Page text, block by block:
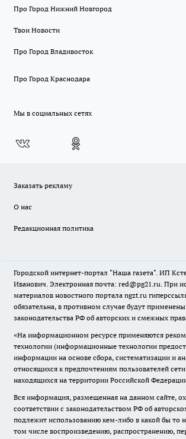
Про Город Нижний Новгород
Твои Новости
Про Город Владивосток
Про Город Краснодара
Мы в социальных сетях
Заказать рекламу
О нас
Редакционная политика
Городской интернет-портал "Наша газета". ИП
Иванович. Электронная почта: red@pg21.ru. При
материалов новостного портала ngzt.ru
обязательна, в противном случае будут
законодательства РФ об авторских и смежных
«На информационном ресурсе применяются
технологии (информационные технологии
информации на основе сбора, систематизации и
относящихся к предпочтениям пользователей
находящихся на территории Российской
Вся информация, размещенная на данном сайте,
соответствии с законодательством РФ об
подлежит использованию кем-либо в какой бы то
том числе воспроизведению, распространению,